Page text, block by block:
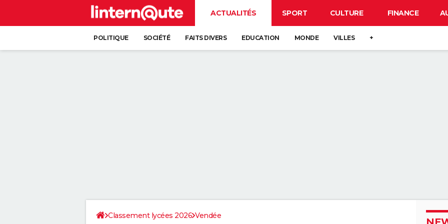
ACTUALITÉS SPORT CULTURE FINANCE
POLITIQUE SOCIÉTÉ FAITS DIVERS EDUCATION MONDE VILLES +
Classement lycées 2026 Vendée